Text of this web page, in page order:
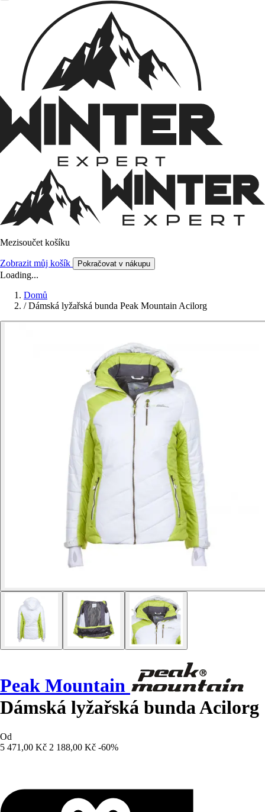
Mezisoučet košíku
Zobrazit můj košík Pokračovat v nákupu
Loading...
Domů
/ Dámská lyžařská bunda Peak Mountain Acilorg
Peak Mountain
Dámská lyžařská bunda Acilorg
Od
5 471,00 Kč 2 188,00 Kč -60%